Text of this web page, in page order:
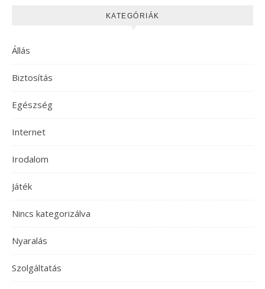
KATEGÓRIÁK
Állás
Biztosítás
Egészség
Internet
Irodalom
Játék
Nincs kategorizálva
Nyaralás
Szolgáltatás